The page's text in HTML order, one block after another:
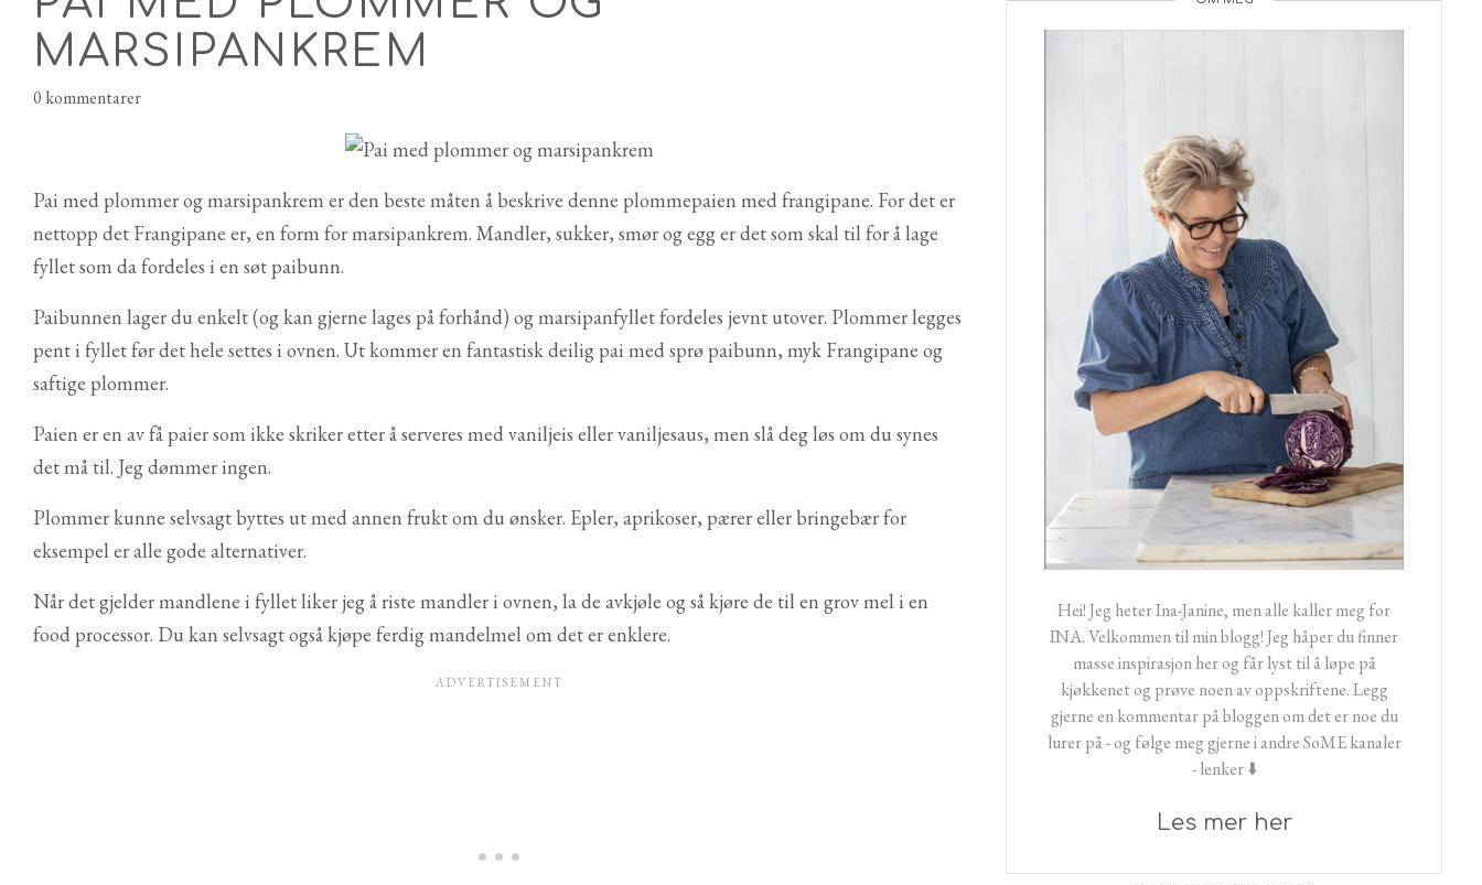
MARSIPANKREM
0 kommentarer
Pai med plommer og marsipankrem er den beste måten å beskrive denne plommepaien med frangipane. For det er
nettopp det Frangipane er, en form for marsipankrem. Mandler, sukker, smør og egg er det som skal til for å lage
fyllet som da fordeles i en søt paibunn.
Paibunnen lager du enkelt (og kan gjerne lages på forhånd) og marsipanfyllet fordeles jevnt utover. Plommer legges
pent i fyllet før det hele settes i ovnen. Ut kommer en fantastisk deilig pai med sprø paibunn, myk Frangipane og
saftige plommer.
Paien er en av få paier som ikke skriker etter å serveres med vaniljeis eller vaniljesaus, men slå deg løs om du synes
det må til. Jeg dømmer ingen.
Plommer kunne selvsagt byttes ut med annen frukt om du ønsker. Epler, aprikoser, pærer eller bringebær for
eksempel er alle gode alternativer.
Når det gjelder mandlene i fyllet liker jeg å riste mandler i ovnen, la de avkjøle og så kjøre de til en grov mel i en
food processor. Du kan selvsagt også kjøpe ferdig mandelmel om det er enklere.
Hei! Jeg heter Ina-Janine, men alle kaller meg for
INA. Velkommen til min blogg! Jeg håper du finner
masse inspirasjon her og får lyst til å løpe på
kjøkkenet og prøve noen av oppskriftene. Legg
gjerne en kommentar på bloggen om det er noe du
lurer på - og følge meg gjerne i andre SoME kanaler
- lenker ⬇️️
Les mer her